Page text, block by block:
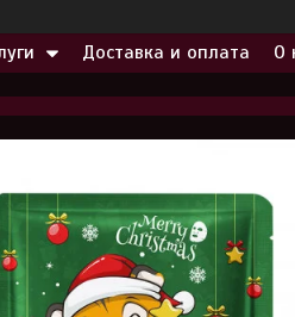
Доставка и оплата О